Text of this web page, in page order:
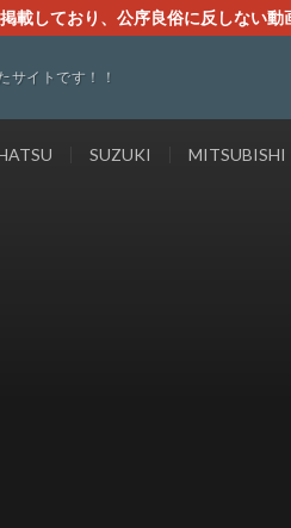
しており、公序良俗に反しない
サイトです！！
SUZUKI MITSUBISHI